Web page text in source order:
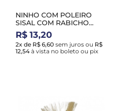
NINHO COM POLEIRO
SISAL COM RABICHO
COLEIRO - HADASSA
NH08
R$ 13,20
2x de R$ 6,60 sem juros ou R$
12,54 à vista no boleto ou pix